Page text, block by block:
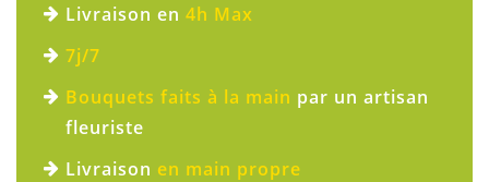
Livraison en 4h Max
7j/7
Bouquets faits à la main par un artisan
fleuriste
Livraison en main propre